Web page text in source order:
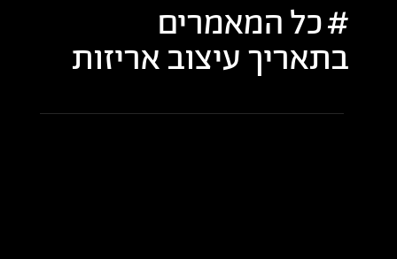
כל המאמרים
בתאריךעיצוב אריזות